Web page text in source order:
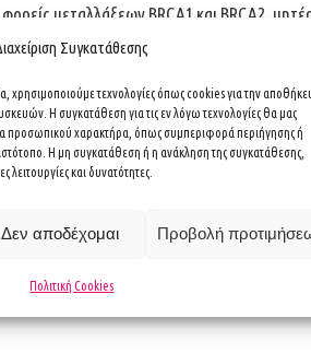
Συγκατάθεσης
χρησιμοποιούμε τεχνολογίες όπως cookies για την
Η συγκατάθεση για τις εν λόγω τεχνολογίες θα μας
προσωπικού χαρακτήρα, όπως συμπεριφορά περιήγησης ή
Η μη συγκατάθεση ή η ανάκληση της συγκατάθεσης,
λειτουργίες και δυνατότητες.
Δεν αποδέχομαι Προβολή
Πολιτική Cookies
μεταλλάξεων BRCA1 και BRCA2,
μεταξύ 10 και 30 ετών)
(πριν το χειρουργείο).
14ης μέρας του εμμηνορρυσιακού κύκλου.
έγχυση γλυκόζης με μικρή ποσότητα